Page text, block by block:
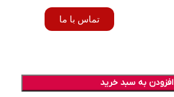
تماس با ما
افزودن به سبد خرید